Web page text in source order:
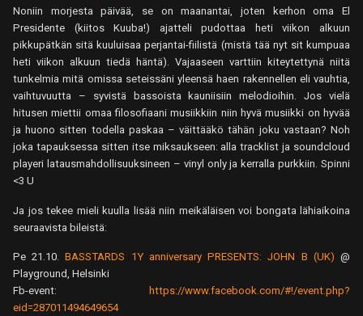
ON
Noniin morjesta päivää, se on maanantai, joten kerhon oma El
Presidente (kiitos Kuuba!) ajatteli pudottaa heti viikon alkuun
pikkupätkän sitä kuuluisaa perjantai-fiilistä (mistä tää nyt sit kumpuaa
heti viikon alkuun tiedä häntä). Vajaaseen varttiin kiteytettynä niitä
tunkelmia mitä omissa seteissäni yleensä haen rakennellen eli vauhtia,
vaihtuvuutta – syvistä bassoista kauniisiin melodioihin. Jos vielä
hitusen miettii omaa filosofiaani musiikkiin niin hyvä musiikki on hyvää
ja huono sitten todella paskaa – väittääkö tähän joku vastaan? Noh
joka tapauksessa sitten itse miksaukseen: alla tracklist ja soundcloud
playeri latausmahdollisuuksineen – vinyl only ja kerralla purkkiin. Spinni
<3 U
Ja jos tekee mieli kuulla lisää niin meikäläisen voi bongata lähiaikoina
seuraavista bileistä:
Pe 21.10.BASSTARDS 1Y anniversary PRESENTS: JOHN B (UK) @
Playground, Helsinki
Fb-event:
https://www.facebook.com/#!/event.php?
eid=287011494649654